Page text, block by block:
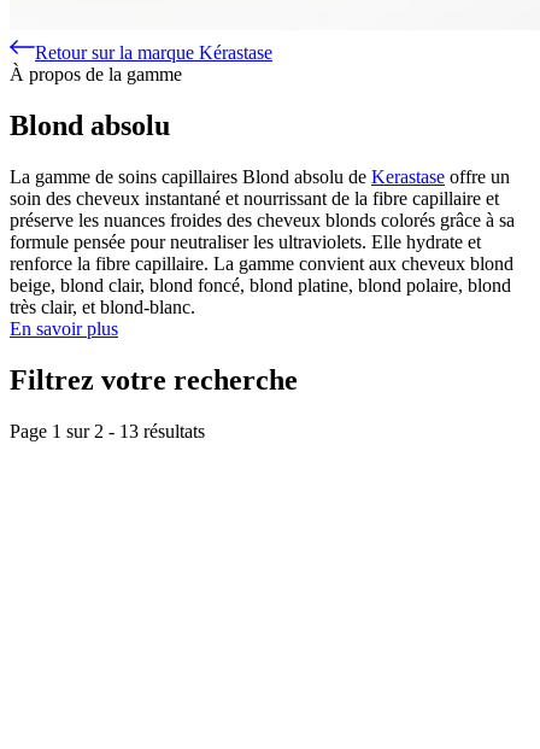
Retour sur la marque Kérastase
À propos de la gamme
Blond absolu
La gamme de soins capillaires Blond absolu de Kerastase offre un
soin des cheveux instantané et nourrissant de la fibre capillaire et
préserve les nuances froides des cheveux blonds colorés grâce à sa
formule pensée pour neutraliser les ultraviolets. Elle hydrate et
renforce la fibre capillaire. La gamme convient aux cheveux blond
beige, blond clair, blond foncé, blond platine, blond polaire, blond
très clair, et blond-blanc.
En savoir plus
Filtrez votre recherche
Page 1 sur 2 - 13 résultats